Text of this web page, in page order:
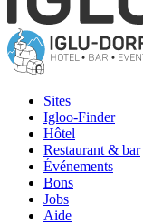
Sites
Igloo-Finder
Hôtel
Restaurant & bar
Événements
Bons
Jobs
Aide